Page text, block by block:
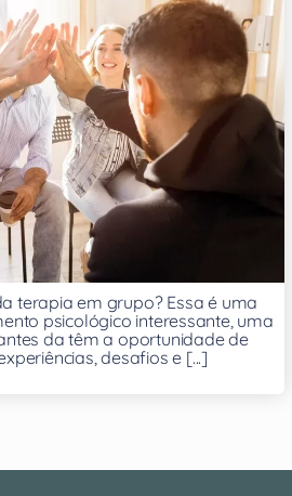
terapia em grupo? Essa é uma
psicológico interessante, uma
da têm a oportunidade de
desafios e [...]